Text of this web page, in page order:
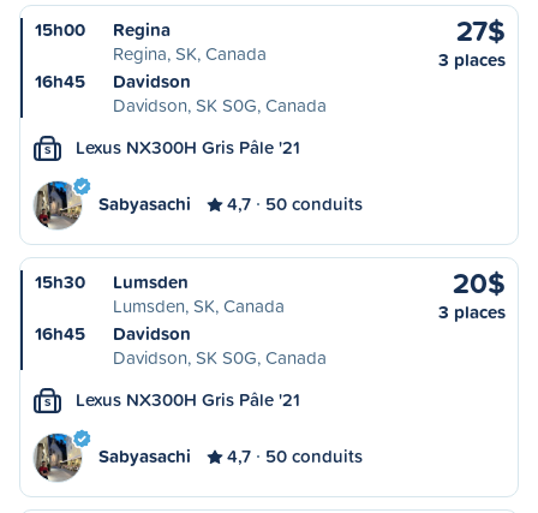
15h00
Regina
Regina, SK, Canada
16h45
Davidson
Davidson, SK S0G, Canada
27$
3 places
S Lexus NX300H Gris Pâle '21
Sabyasachi 4,7 50 conduits
15h30
Lumsden
Lumsden, SK, Canada
16h45
Davidson
Davidson, SK S0G, Canada
20$
3 places
S Lexus NX300H Gris Pâle '21
Sabyasachi 4,7 50 conduits